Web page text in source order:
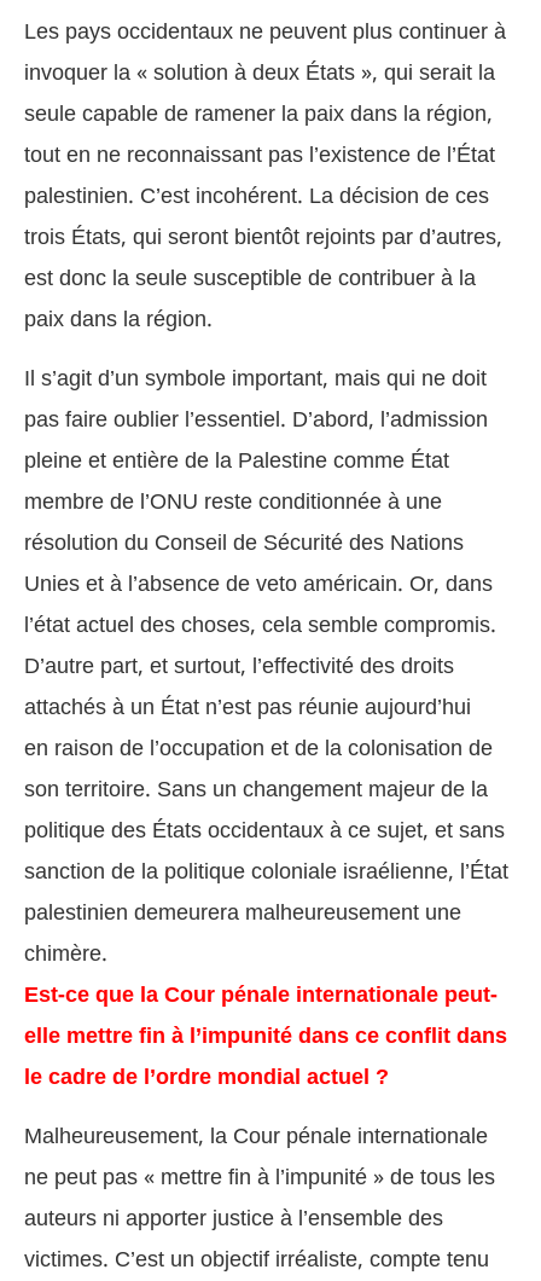
Les pays occidentaux ne peuvent plus continuer à
invoquer la « solution à deux États », qui serait la
seule capable de ramener la paix dans la région,
tout en ne reconnaissant pas l’existence de l’État
palestinien. C’est incohérent. La décision de ces
trois États, qui seront bientôt rejoints par d’autres,
est donc la seule susceptible de contribuer à la
paix dans la région.
Il s’agit d’un symbole important, mais qui ne doit
pas faire oublier l’essentiel. D’abord, l’admission
pleine et entière de la Palestine comme État
membre de l’ONU reste conditionnée à une
résolution du Conseil de Sécurité des Nations
Unies et à l’absence de veto américain. Or, dans
l’état actuel des choses, cela semble compromis.
D’autre part, et surtout, l’effectivité des droits
attachés à un État n’est pas réunie aujourd’hui
en raison de l’occupation et de la colonisation de
son territoire. Sans un changement majeur de la
politique des États occidentaux à ce sujet, et sans
sanction de la politique coloniale israélienne, l’État
palestinien demeurera malheureusement une
chimère.
Est-ce que la Cour pénale internationale peut-
elle mettre fin à l’impunité dans ce conflit dans
le cadre de l’ordre mondial actuel ?
Malheureusement, la Cour pénale internationale
ne peut pas « mettre fin à l’impunité » de tous les
auteurs ni apporter justice à l’ensemble des
victimes. C’est un objectif irréaliste, compte tenu